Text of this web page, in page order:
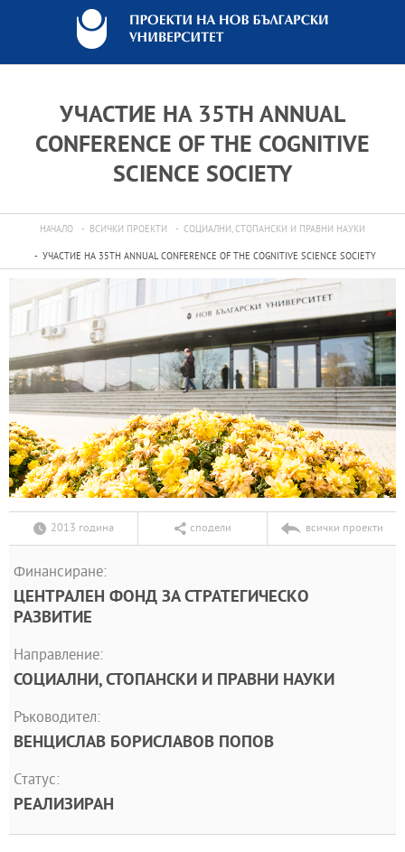
УЧАСТИЕ НА 35TH ANNUAL
CONFERENCE OF THE COGNITIVE
SCIENCE SOCIETY
НАЧАЛО ВСИЧКИ ПРОЕКТИ СОЦИАЛНИ, СТОПАНСКИ И ПРАВНИ НАУКИ
УЧАСТИЕ НА 35TH ANNUAL CONFERENCE OF THE COGNITIVE SCIENCE SOCIETY
2013 година сподели всички проекти
Финансиране:
ЦЕНТРАЛЕН ФОНД ЗА СТРАТЕГИЧЕСКО
РАЗВИТИЕ
Направление:
СОЦИАЛНИ, СТОПАНСКИ И ПРАВНИ НАУКИ
Ръководител:
ВЕНЦИСЛАВ БОРИСЛАВОВ ПОПОВ
Статус:
РЕАЛИЗИРАН